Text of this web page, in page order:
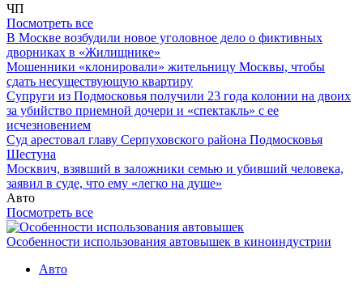
ЧП
Посмотреть все
В Москве возбудили новое уголовное дело о фиктивных
дворниках в «Жилищнике»
Мошенники «клонировали» жительницу Москвы, чтобы
сдать несуществующую квартиру
Супруги из Подмосковья получили 23 года колонии на двоих
за убийство приемной дочери и «спектакль» с ее
исчезновением
Суд арестовал главу Серпуховского района Подмосковья
Шестуна
Москвич, взявший в заложники семью и убивший человека,
заявил в суде, что ему «легко на душе»
Авто
Посмотреть все
Особенности использования автовышек в киноиндустрии
Авто